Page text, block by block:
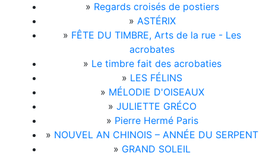
» Regards croisés de postiers
» ASTÉRIX
» FÊTE DU TIMBRE, Arts de la rue - Les
acrobates
» Le timbre fait des acrobaties
» LES FÉLINS
» MÉLODIE D'OISEAUX
» JULIETTE GRÉCO
» Pierre Hermé Paris
» NOUVEL AN CHINOIS – ANNÉE DU SERPENT
» GRAND SOLEIL